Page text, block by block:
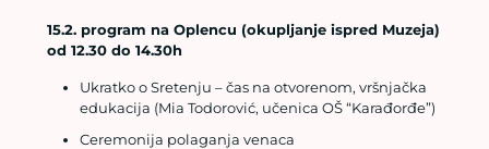
15.2. program na Oplencu (okupljanje ispred Muzeja)
od 12.30 do 14.30h
Ukratko o Sretenju – čas na otvorenom, vršnjačka
edukacija (Mia Todorović, učenica OŠ “Karađorđe”)
Ceremonija polaganja venaca